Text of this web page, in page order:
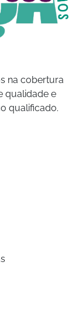
na cobertura
qualidade e
qualificado.